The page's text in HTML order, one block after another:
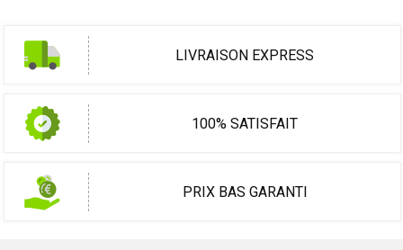
LIVRAISON EXPRESS
100% SATISFAIT
PRIX BAS GARANTI